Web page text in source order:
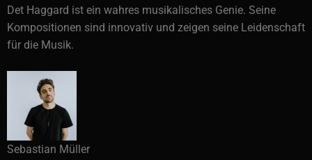
Det Haggard ist ein wahres musikalisches Genie. Seine
Kompositionen sind innovativ und zeigen seine Leidenschaft
für die Musik.
Sebastian Müller